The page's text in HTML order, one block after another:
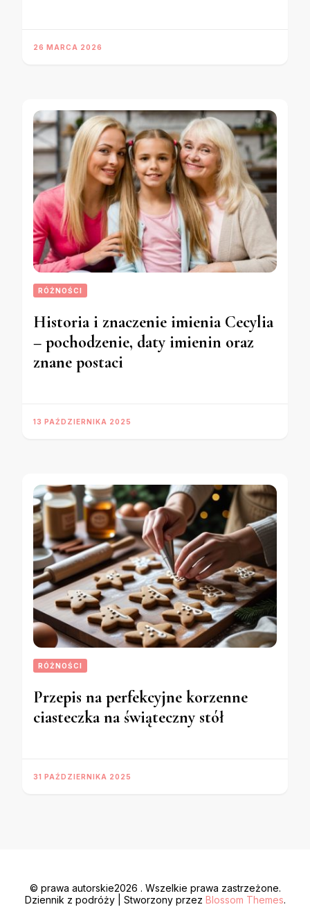
26 MARCA 2026
RÓŻNOŚCI
Historia i znaczenie imienia Cecylia
– pochodzenie, daty imienin oraz
znane postaci
13 PAŹDZIERNIKA 2025
RÓŻNOŚCI
Przepis na perfekcyjne korzenne
ciasteczka na świąteczny stół
31 PAŹDZIERNIKA 2025
© prawa autorskie2026 . Wszelkie prawa zastrzeżone.
Dziennik z podróży | Stworzony przez Blossom Themes.